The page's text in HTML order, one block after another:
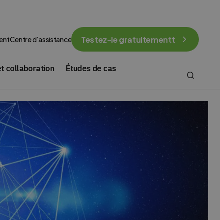
Centre d’assistance Testez-le gratuitementt
collaboration Études de cas